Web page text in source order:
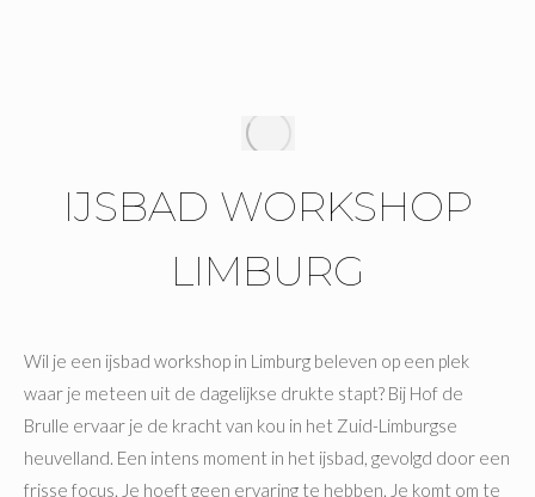
IJSBAD WORKSHOP
LIMBURG
Wil je een ijsbad workshop in Limburg beleven op een plek
waar je meteen uit de dagelijkse drukte stapt? Bij Hof de
Brulle ervaar je de kracht van kou in het Zuid-Limburgse
heuvelland. Een intens moment in het ijsbad, gevolgd door een
frisse focus. Je hoeft geen ervaring te hebben. Je komt om te